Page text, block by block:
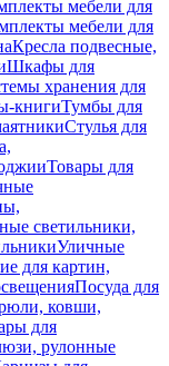
мебели для
мебели для
Кресла подвесные,
Шкафы для
хранения для
книгиТумбы для
Стулья для
Товары для
светильники,
Уличные
для картин,
Посуда для
ковши,
для
рулонные